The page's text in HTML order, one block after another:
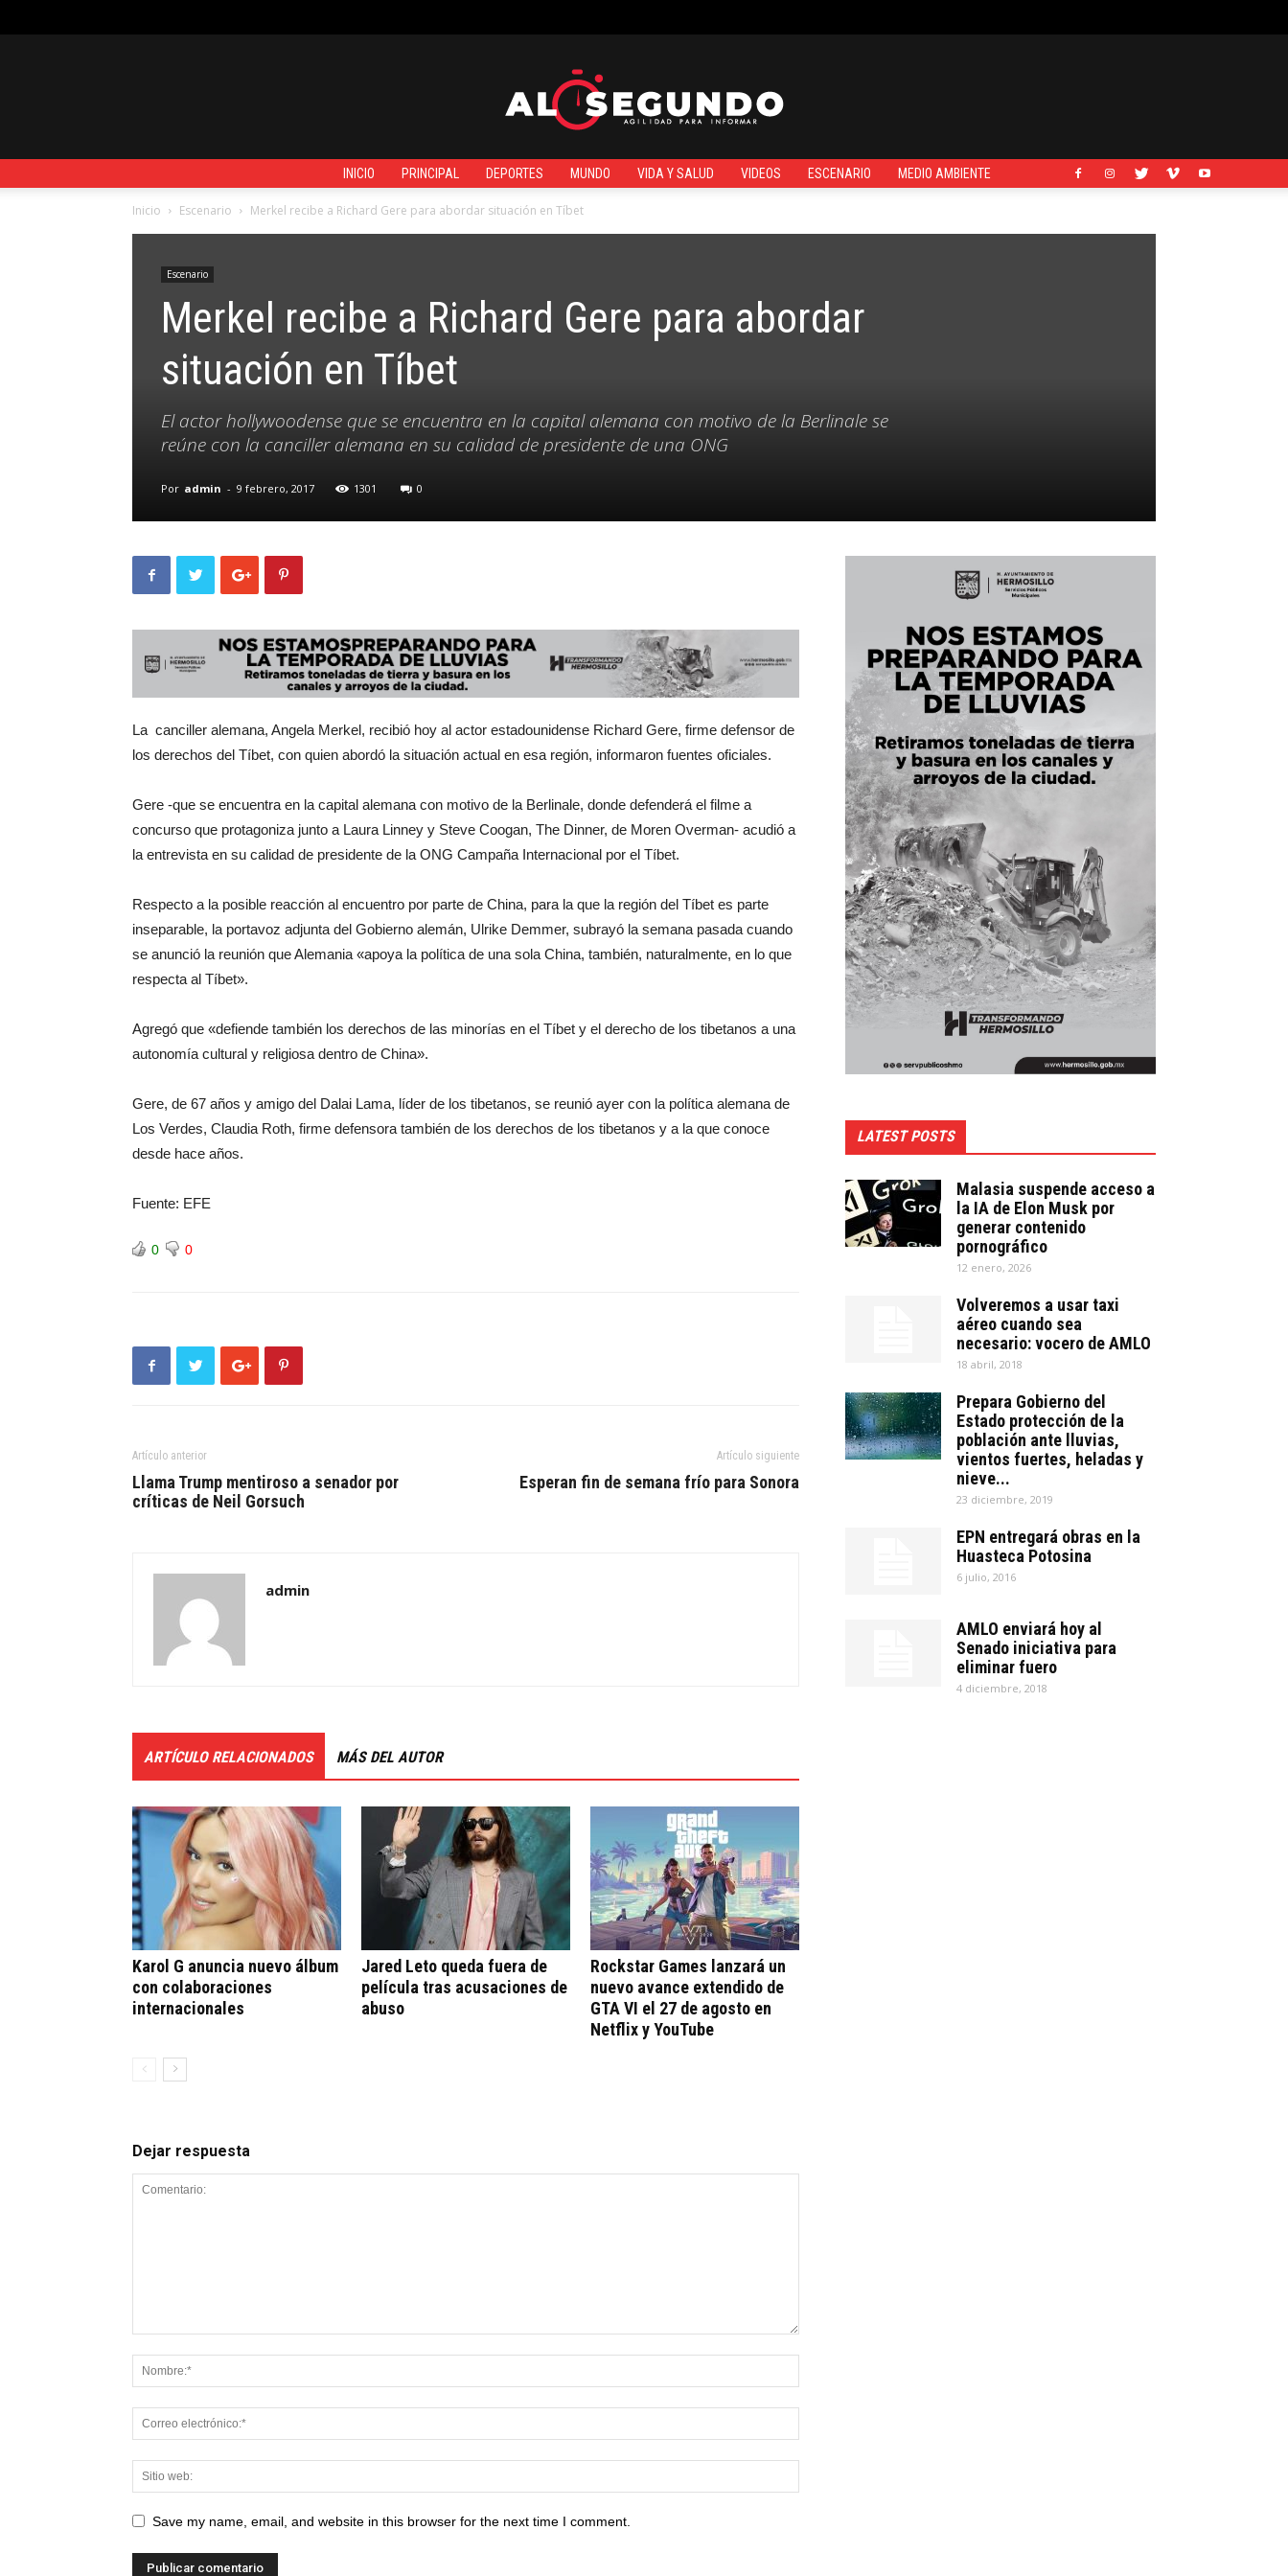
Segundo
INICIO PRINCIPAL DEPORTES MUNDO VIDA Y SALUD VIDEOS ESCENARIO MEDIO AMBIENTE
Inicio Escenario Merkel recibe a Richard Gere para abordar situación en Tíbet
Escenario
Merkel recibe a Richard Gere para abordar
situación en Tíbet
El actor hollywoodense que se encuentra en la capital alemana con motivo de la Berlinale se
reúne con la canciller alemana en su calidad de presidente de una ONG
Por admin - 9 febrero, 2017 1301 0
La canciller alemana, Angela Merkel, recibió hoy al actor estadounidense Richard Gere, firme defensor de
los derechos del Tíbet, con quien abordó la situación actual en esa región, informaron fuentes oficiales.
Gere -que se encuentra en la capital alemana con motivo de la Berlinale, donde defenderá el filme a
concurso que protagoniza junto a Laura Linney y Steve Coogan, The Dinner, de Moren Overman- acudió a
la entrevista en su calidad de presidente de la ONG Campaña Internacional por el Tíbet.
Respecto a la posible reacción al encuentro por parte de China, para la que la región del Tíbet es parte
inseparable, la portavoz adjunta del Gobierno alemán, Ulrike Demmer, subrayó la semana pasada cuando
se anunció la reunión que Alemania «apoya la política de una sola China, también, naturalmente, en lo que
respecta al Tíbet».
Agregó que «defiende también los derechos de las minorías en el Tíbet y el derecho de los tibetanos a una
autonomía cultural y religiosa dentro de China».
Gere, de 67 años y amigo del Dalai Lama, líder de los tibetanos, se reunió ayer con la política alemana de
Los Verdes, Claudia Roth, firme defensora también de los derechos de los tibetanos y a la que conoce
desde hace años.
Fuente: EFE
0 0
Artículo anterior
Llama Trump mentiroso a senador por
críticas de Neil Gorsuch
Artículo siguiente
Esperan fin de semana frío para Sonora
admin
ARTÍCULO RELACIONADOS MÁS DEL AUTOR
Karol G anuncia nuevo álbum
con colaboraciones
internacionales
Jared Leto queda fuera de
película tras acusaciones de
abuso
Rockstar Games lanzará un
nuevo avance extendido de
GTA VI el 27 de agosto en
Netflix y YouTube
Dejar respuesta
Save my name, email, and website in this browser for the next time I comment.
LATEST POSTS
Malasia suspende acceso a
la IA de Elon Musk por
generar contenido
pornográfico
12 enero, 2026
Volveremos a usar taxi
aéreo cuando sea
necesario: vocero de AMLO
18 abril, 2018
Prepara Gobierno del
Estado protección de la
población ante lluvias,
vientos fuertes, heladas y
nieve...
23 diciembre, 2019
EPN entregará obras en la
Huasteca Potosina
6 julio, 2016
AMLO enviará hoy al
Senado iniciativa para
eliminar fuero
4 diciembre, 2018